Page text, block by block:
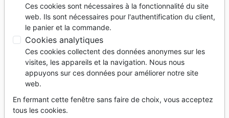
Accueil Auteurs Comfort Ray
Ray Comfort
Liste des produits par auteur
Filtrertune
Edification
Documentaires,
Deuil,
Ces cookies sont nécessaires à la fonctionnalité du site
web. Ils sont nécessaires pour l'authentification du client,
le panier et la commande.
Cookies analytiques
Ces cookies collectent des données anonymes sur les
visites, les appareils et la navigation. Nous nous
appuyons sur ces données pour améliorer notre site
web.
En fermant cette fenêtre sans faire de choix, vous acceptez
tous les cookies.